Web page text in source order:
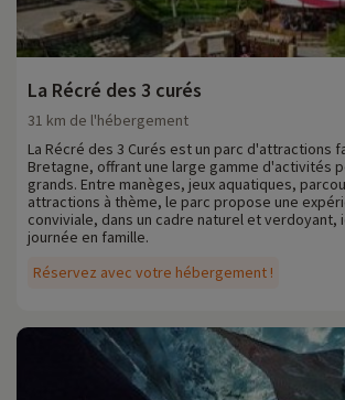
La Récré des 3 curés
Réservez avec votre hébergement !
31 km de l'hébergement
La Récré des 3 Curés est un parc d'attractions
Bretagne, offrant une large gamme d'activités
grands. Entre manèges, jeux aquatiques,
attractions à thème, le parc propose une
conviviale, dans un cadre naturel et verdoyant,
journée en famille.